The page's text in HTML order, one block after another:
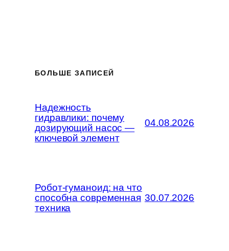
БОЛЬШЕ ЗАПИСЕЙ
Надежность
гидравлики: почему
дозирующий насос —
ключевой элемент
04.08.2026
Робот-гуманоид: на что
способна современная
техника
30.07.2026